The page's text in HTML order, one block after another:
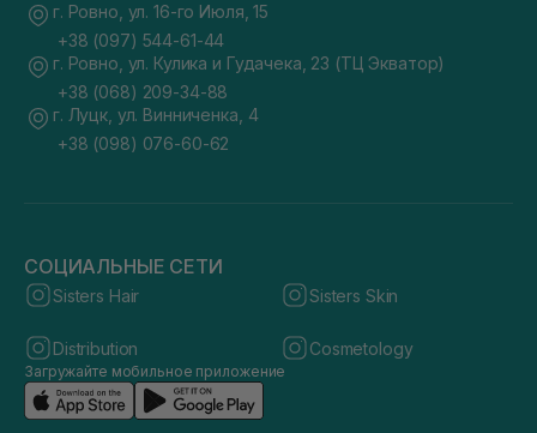
г. Ровно, ул. 16-го Июля, 15
+38 (097) 544-61-44
г. Ровно, ул. Кулика и Гудачека, 23 (ТЦ Экватор)
+38 (068) 209-34-88
г. Луцк, ул. Винниченка, 4
+38 (098) 076-60-62
СОЦИАЛЬНЫЕ СЕТИ
Sisters Hair Sisters Skin
Distribution Cosmetology
Загружайте мобильное приложение